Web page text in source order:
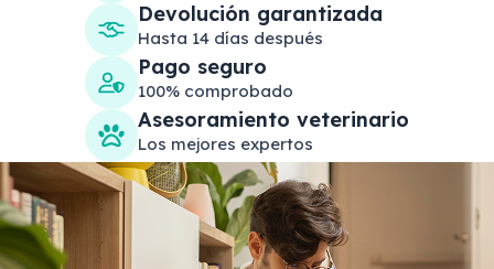
Devolución garantizada
Hasta 14 días después
Pago seguro
100% comprobado
Asesoramiento veterinario
Los mejores expertos